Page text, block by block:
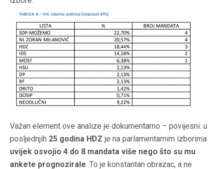
Važan element ove analize je dokumentarno – povijesni: u
posljednjih 25 godina HDZ je na parlamentarnim izborima
uvijek osvojio 4 do 8 mandata više nego što su mu
ankete prognozirale. To je konstantan obrazac, a ne